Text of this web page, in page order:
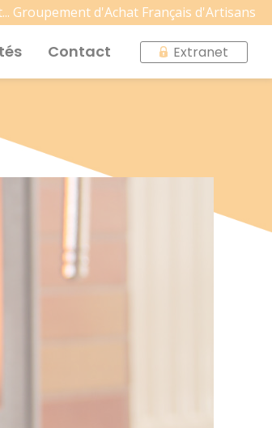
Groupement d'Achat Français d'Artisans
Contact Extranet